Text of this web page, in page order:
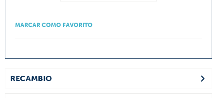
MARCAR COMO FAVORITO
RECAMBIO